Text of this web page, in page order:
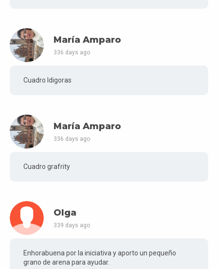
María Amparo
336 days ago
Cuadro Idigoras
María Amparo
336 days ago
Cuadro grafrity
Olga
339 days ago
Enhorabuena por la iniciativa y aporto un pequeño
grano de arena para ayudar.